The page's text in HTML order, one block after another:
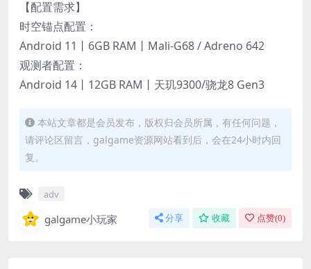
【配置需求】
时空锚点配置：
Android 11丨6GB RAM丨Mali-G68 / Adreno 642
观测者配置：
Android 14丨12GB RAM丨天玑9300/骁龙8 Gen3
本站文章都是会员发布，版权归会员所属，有任何问题，
请评论区留言，galgame资源网站看到后，会在24小时内回
复。
adv
galgame小玩家 分享 收藏 点赞(0)